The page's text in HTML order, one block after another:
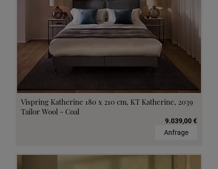
Vispring Katherine 180 x 210 cm, KT Katherine, 2039
Tailor Wool - Coal
9.039,00 €
Anfrage